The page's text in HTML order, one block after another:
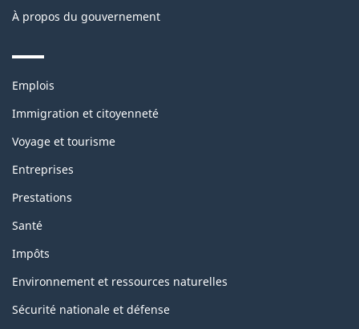
À propos du gouvernement
Themes
topics
Emplois
Immigration et citoyenneté
Voyage et tourisme
Entreprises
Prestations
Santé
Impôts
Environnement et ressources naturelles
Sécurité nationale et défense